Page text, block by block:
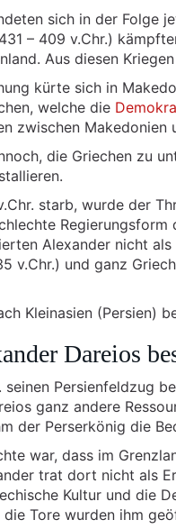
sich in der Folge
– 409 v.Chr.)
Aus diesen
kürte sich in
welche die
zwischen Makedonien
die Griechen zu
starb, wurde der
Alexander nicht
v.Chr.) und ganz
Kleinasien (Persien)
Dareios
Persienfeldzug
ganz andere
der Perserkönig die
war, dass im
trat dort nicht als
Kultur und die
Tore wurden ihm